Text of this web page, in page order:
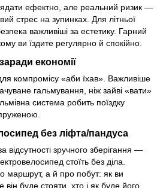
ефектно, але реальний ризик —
стрес на зупинках. Для літньої
важливіші за естетику. Гарний
ви їздите регулярно й спокійно.
економії
компромісу «аби їхав». Важливіше
гальмування, ніж зайві «вати»
система робить поїздку
без ліфта/пандуса
відсутності зручного зберігання —
стоїть без діла.
маршрут, а й про побут: як ви
він буде стояти, хто і як буде його